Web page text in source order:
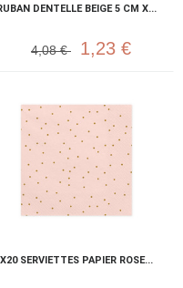
DENTELLE BEIGE 5 CM X...
4,08 € 1,23 €
X20 SERVIETTES PAPIER ROSE...